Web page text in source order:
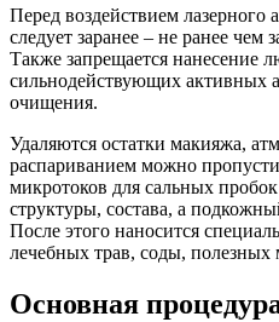
Перед воздействием лазерного
следует заранее – не ранее чем
Также запрещается нанесение
сильнодействующих активных
очищения.
Удаляются остатки макияжа,
распариванием можно
микротоков для сальных
структуры, состава, а
После этого наносится
лечебных трав, соды, полезных
Основная